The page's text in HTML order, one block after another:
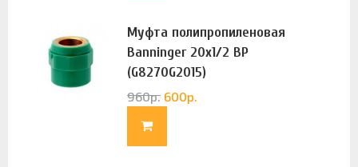
Муфта полипропиленовая
Banninger 20х1/2 ВР
(G8270G2015)
960р. 600р.